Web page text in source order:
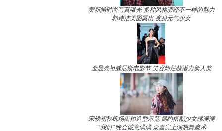
黄新皓时尚写真曝光 多种风格演绎不一样的魅力
郭玮洁美图露出 变身元气少女
金晨亮相威尼斯电影节 笑容灿烂获潜力新人奖
宋轶初秋机场街拍造型示范 简约搭配少女感满满
“我们”晚会诚意满满 众嘉宾上演热舞魔术